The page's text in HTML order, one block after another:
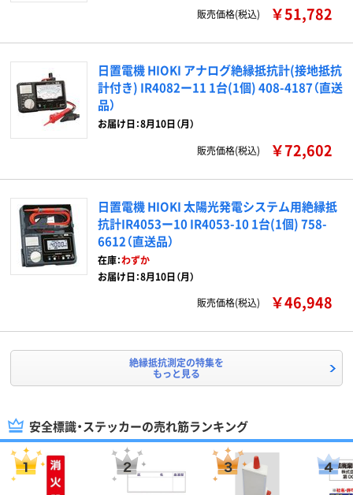
販売価格(税込) ￥51,782
日置電機 HIOKI アナログ絶縁抵抗計(接地抵抗
計付き) IR4082ー11 1台(1個) 408-4187（直送
品）
お届け日：8月10日（月）
販売価格(税込)
￥72,602
日置電機 HIOKI 太陽光発電システム用絶縁抵
抗計IR4053ー10 IR4053-10 1台(1個) 758-
6612（直送品）
在庫：わずか
お届け日：8月10日（月）
販売価格(税込)
￥46,948
絶縁抵抗測定の特集を
もっと見る
安全標識・ステッカーの売れ筋ランキング